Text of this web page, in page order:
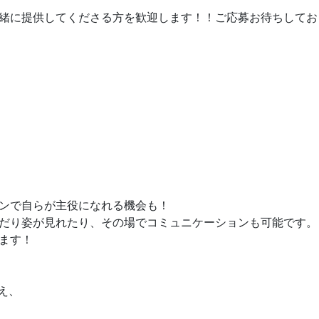
に提供してくださる方を歓迎します！！ご応募お待ちして
で自らが主役になれる機会も！
姿が見れたり、その場でコミュニケーションも可能です。
す！
、